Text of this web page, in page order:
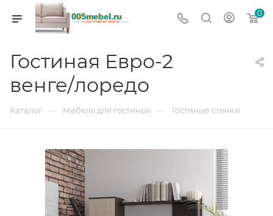
0
Гостиная Евро-2
венге/лоредо
Каталог — Мебель для гостиных — Гостиные стенки